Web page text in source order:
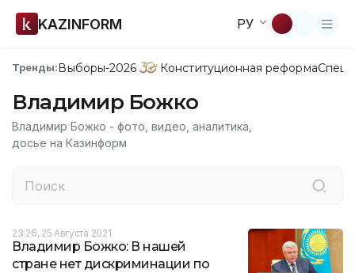
KAZINFORM РУ
Тренды:Выборы-2026 Конституционная реформа
Владимир Божко
Владимир Божко - фото, видео, аналитика,
досье на Казинформ
23:26, 25 Августа 2021
Владимир Божко: В нашей
стране нет дискриминации по